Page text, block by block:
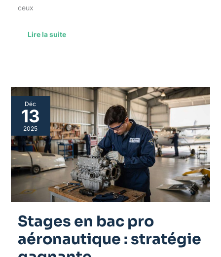
ceux
Lire la suite
Déc
13
2025
Stages en bac pro
aéronautique : stratégie
Stages
en
bac
pro
aéronautique
:
stratégie
gagnante